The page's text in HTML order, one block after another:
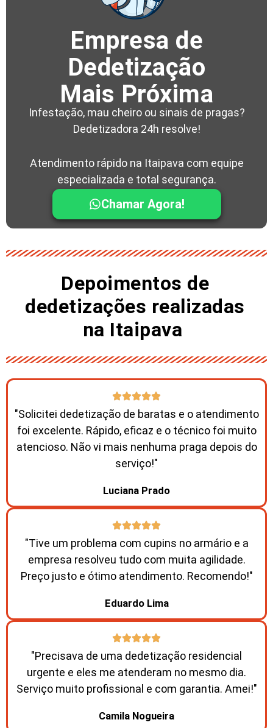
Empresa de
Dedetização
Mais Próxima
Infestação, mau cheiro ou sinais de pragas?
Dedetizadora 24h resolve!
Atendimento rápido na Itaipava com equipe
especializada e total segurança.
Chamar Agora!
Depoimentos de
dedetizações realizadas
na Itaipava ​
"Solicitei dedetização de baratas e o atendimento
foi excelente. Rápido, eficaz e o técnico foi muito
atencioso. Não vi mais nenhuma praga depois do
serviço!"
Luciana Prado
"Tive um problema com cupins no armário e a
empresa resolveu tudo com muita agilidade.
Preço justo e ótimo atendimento. Recomendo!"
Eduardo Lima
"Precisava de uma dedetização residencial
urgente e eles me atenderam no mesmo dia.
Serviço muito profissional e com garantia. Amei!"
Camila Nogueira